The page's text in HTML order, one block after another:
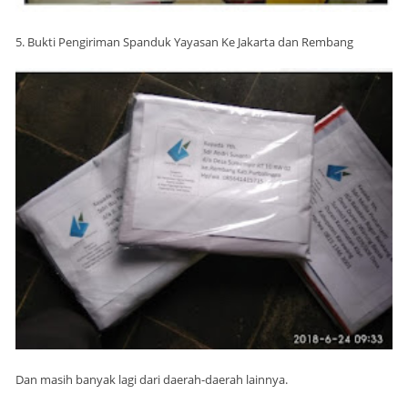
5. Bukti Pengiriman Spanduk Yayasan Ke Jakarta dan Rembang
Dan masih banyak lagi dari daerah-daerah lainnya.